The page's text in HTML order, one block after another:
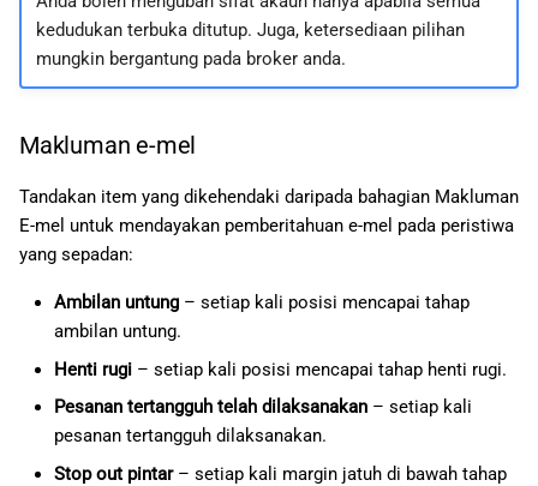
kedudukan terbuka ditutup. Juga, ketersediaan pilihan
mungkin bergantung pada broker anda.
Makluman e-mel
Tandakan item yang dikehendaki daripada bahagian Makluman
E-mel untuk mendayakan pemberitahuan e-mel pada peristiwa
yang sepadan:
Ambilan untung– setiap kali posisi mencapai tahap
ambilan untung.
Henti rugi– setiap kali posisi mencapai tahap henti rugi.
Pesanan tertangguh telah dilaksanakan– setiap kali
pesanan tertangguh dilaksanakan.
Stop out pintar– setiap kali margin jatuh di bawah tahap